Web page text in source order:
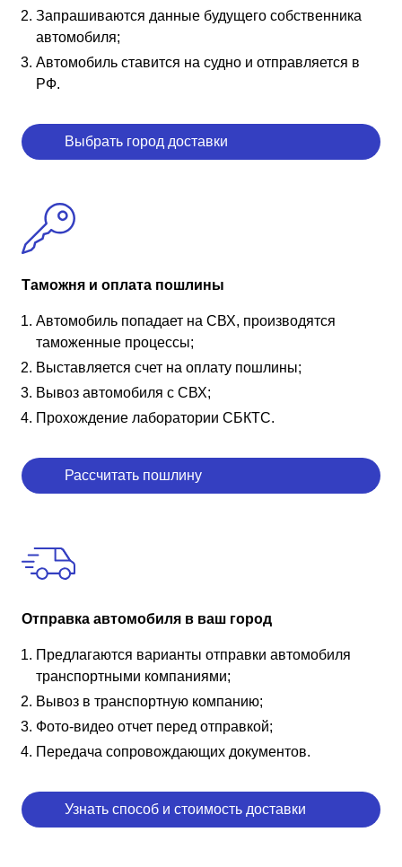
Запрашиваются данные будущего собственника
автомобиля;
Автомобиль ставится на судно и отправляется в
РФ.
Выбрать город доставки
Таможня и оплата пошлины
Автомобиль попадает на СВХ, производятся
таможенные процессы;
Выставляется счет на оплату пошлины;
Вывоз автомобиля с СВХ;
Прохождение лаборатории СБКТС.
Рассчитать пошлину
Отправка автомобиля в ваш город
Предлагаются варианты отправки автомобиля
транспортными компаниями;
Вывоз в транспортную компанию;
Фото-видео отчет перед отправкой;
Передача сопровождающих документов.
Узнать способ и стоимость доставки